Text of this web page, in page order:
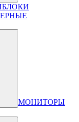
БЛОКИ
МОНИТОРЫ